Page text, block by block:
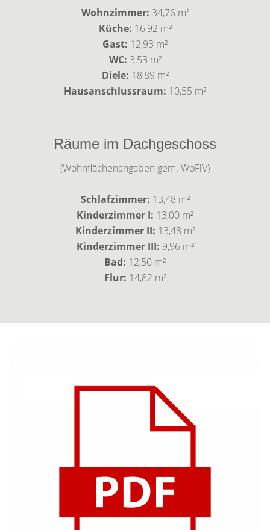
Wohnzimmer: 34,76 m²
Küche: 16,92 m²
Gast: 12,93 m²
WC: 3,53 m²
Diele: 18,89 m²
Hausanschlussraum: 10,55 m²
Räume im Dachgeschoss
(Wohnflächenangaben gem. WoFlV)
Schlafzimmer: 13,48 m²
Kinderzimmer I: 13,00 m²
Kinderzimmer II: 13,48 m²
Kinderzimmer III: 9,96 m²
Bad: 12,50 m²
Flur: 14,82 m²